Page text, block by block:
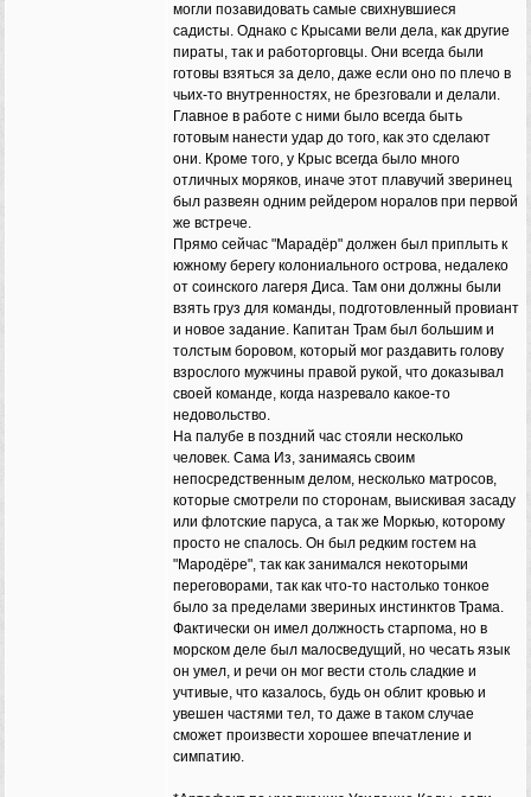
могли позавидовать самые свихнувшиеся
садисты. Однако с Крысами вели дела, как другие
пираты, так и работорговцы. Они всегда были
готовы взяться за дело, даже если оно по плечо в
чьих-то внутренностях, не брезговали и делали.
Главное в работе с ними было всегда быть
готовым нанести удар до того, как это сделают
они. Кроме того, у Крыс всегда было много
отличных моряков, иначе этот плавучий зверинец
был развеян одним рейдером норалов при первой
же встрече.
Прямо сейчас "Марадёр" должен был приплыть к
южному берегу колониального острова, недалеко
от соинского лагеря Диса. Там они должны были
взять груз для команды, подготовленный провиант
и новое задание. Капитан Трам был большим и
толстым боровом, который мог раздавить голову
взрослого мужчины правой рукой, что доказывал
своей команде, когда назревало какое-то
недовольство.
На палубе в поздний час стояли несколько
человек. Сама Из, занимаясь своим
непосредственным делом, несколько матросов,
которые смотрели по сторонам, выискивая засаду
или флотские паруса, а так же Моркью, которому
просто не спалось. Он был редким гостем на
"Мародёре", так как занимался некоторыми
переговорами, так как что-то настолько тонкое
было за пределами звериных инстинктов Трама.
Фактически он имел должность старпома, но в
морском деле был малосведущий, но чесать язык
он умел, и речи он мог вести столь сладкие и
учтивые, что казалось, будь он облит кровью и
увешен частями тел, то даже в таком случае
сможет произвести хорошее впечатление и
симпатию.